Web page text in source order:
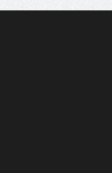
γύρο του
Παγκόσμιας
η απόφαση Ο
την